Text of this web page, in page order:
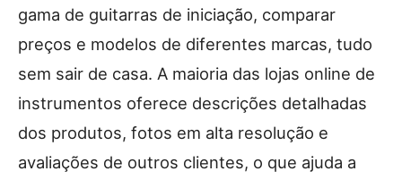
gama de guitarras de iniciação, comparar
preços e modelos de diferentes marcas, tudo
sem sair de casa. A maioria das lojas online de
instrumentos oferece descrições detalhadas
dos produtos, fotos em alta resolução e
avaliações de outros clientes, o que ajuda a